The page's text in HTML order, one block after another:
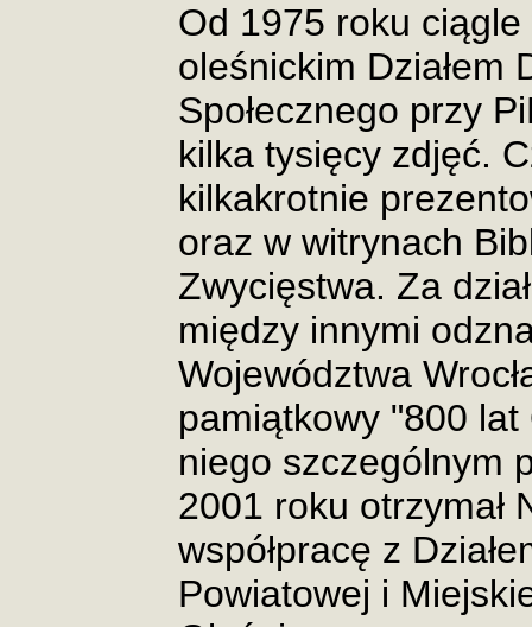
Od 1975 roku ciągle
oleśnickim Działem
Społecznego przy
kilka tysięcy zdjęć.
kilkakrotnie
oraz w witrynach
Zwycięstwa. Za
między innymi
Województwa
pamiątkowy "800
niego szczególnym
2001 roku otrzymał
współpracę z
Powiatowej i